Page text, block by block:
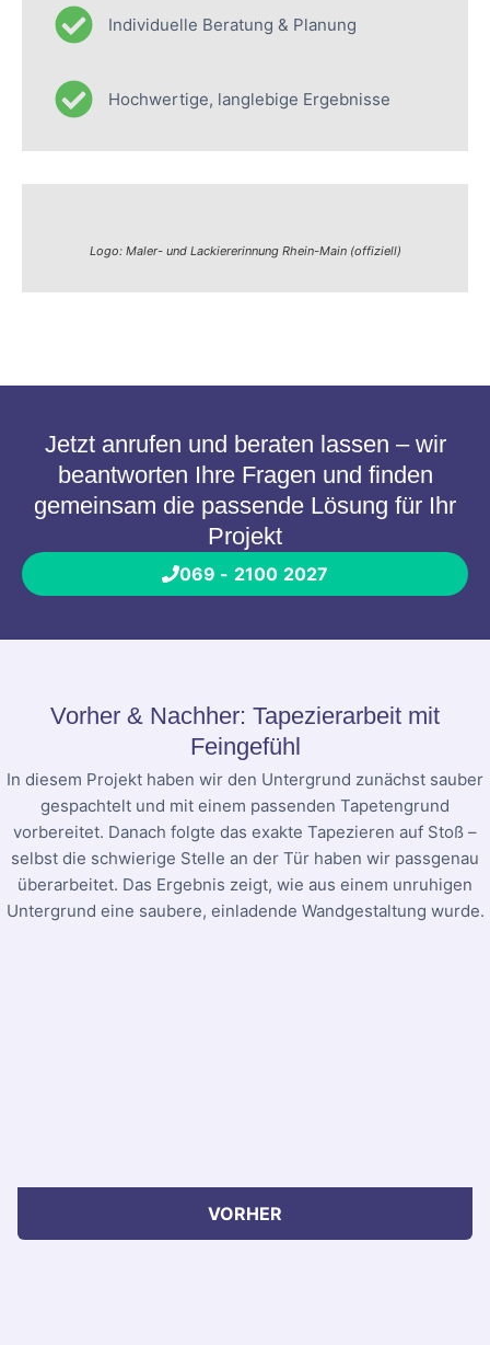
Individuelle Beratung & Planung
Hochwertige, langlebige Ergebnisse
Logo: Maler- und Lackiererinnung Rhein-Main (offiziell)
Jetzt anrufen und beraten lassen – wir
beantworten Ihre Fragen und finden
gemeinsam die passende Lösung für Ihr
Projekt
069 - 2100 2027
Vorher & Nachher: Tapezierarbeit mit
Feingefühl
In diesem Projekt haben wir den Untergrund zunächst sauber
gespachtelt und mit einem passenden Tapetengrund
vorbereitet. Danach folgte das exakte Tapezieren auf Stoß –
selbst die schwierige Stelle an der Tür haben wir passgenau
überarbeitet. Das Ergebnis zeigt, wie aus einem unruhigen
Untergrund eine saubere, einladende Wandgestaltung wurde.
VORHER